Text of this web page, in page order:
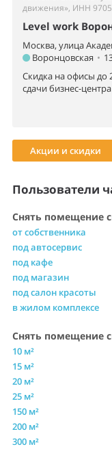
движения», ИНН
Level work
Москва, улица
Воронцовская •
Скидка на офисы до
сдачи бизнес-
Акции и скидки
Пользователи
Снять помещение
от собственника
под автосервис
под кафе
под магазин
под салон красоты
в жилом комплексе
Снять помещение
10 м²
15 м²
20 м²
25 м²
150 м²
200 м²
300 м²